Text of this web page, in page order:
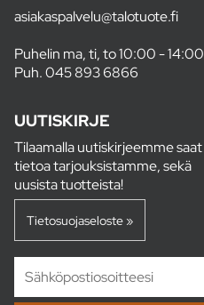
asiakaspalvelu@talotuote.fi
Puhelin ma, ti, to 10:00 - 14:00
Puh.045 893 6866
UUTISKIRJE
Tilaamalla uutiskirjeemme saat
tietoa tarjouksistamme, sekä
uusista tuotteista!
Tietosuojaseloste »